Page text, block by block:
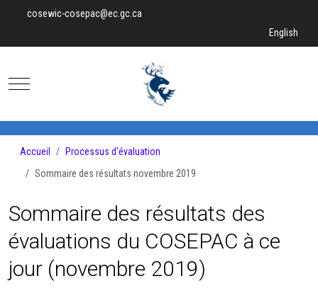
cosewic-cosepac@ec.gc.ca
Sélectionnez
English
Mobile Menu Toggle
Accueil
Processus d'évaluation
Sommaire des résultats novembre 2019
Sommaire des résultats des
évaluations du COSEPAC à ce
jour (novembre 2019)